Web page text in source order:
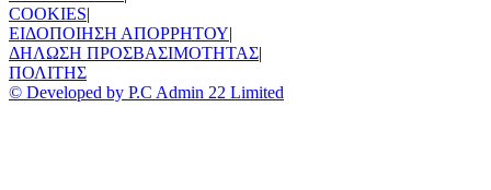
COOKIES|
ΕΙΔΟΠΟΙΗΣΗ ΑΠΟΡΡΗΤΟΥ|
ΔΗΛΩΣΗ ΠΡΟΣΒΑΣΙΜΟΤΗΤΑΣ|
ΠΟΛΙΤΗΣ
© Developed by P.C Admin 22 Limited